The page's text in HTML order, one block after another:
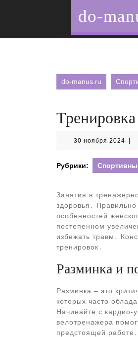
do-
do-manus.ru
30 ноября 2024 30
Рубрики:
Занятия в
здоровья․
особенностей
постепенном
избежать травм․
тренировок․
Разминка и
Разминка – это
которых часто
Начинайте с кардио-
велотренажера
предстоящей